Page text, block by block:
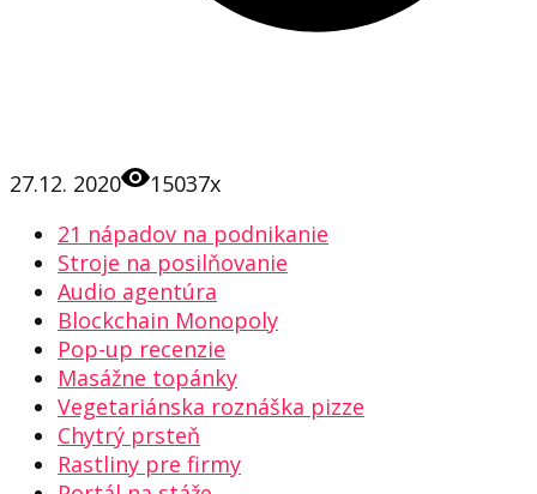
27.12. 2020
15037x
21 nápadov na podnikanie
Stroje na posilňovanie
Audio agentúra
Blockchain Monopoly
Pop-up recenzie
Masážne topánky
Vegetariánska roznáška pizze
Chytrý prsteň
Rastliny pre firmy